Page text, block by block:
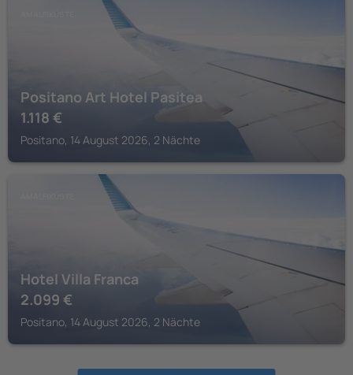
Positano Art Hotel Pasitea
1.118 €
Positano, 14 August 2026, 2 Nächte
Hotel Villa Franca
2.099 €
Positano, 14 August 2026, 2 Nächte